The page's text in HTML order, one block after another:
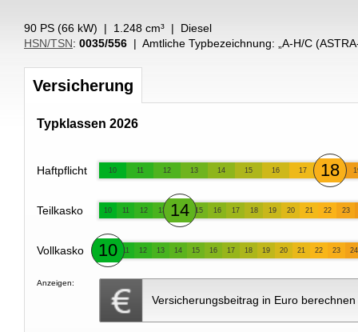
90 PS (66 kW) | 1.248 cm³ | Diesel
HSN/TSN: 0035/556 | Amtliche Typbezeichnung: „ A-H/C
Versicherung
Typklassen 2026
Haftpflicht 10 11 12 13 14 15 16 17 18
Teilkasko 10 11 12 13 14 15 16 17 18 19 20 21 22 23
Vollkasko 10 11 12 13 14 15 16 17 18 19 20 21 22 23 24
Anzeigen:
Versicherungsbeitrag in Euro berechnen